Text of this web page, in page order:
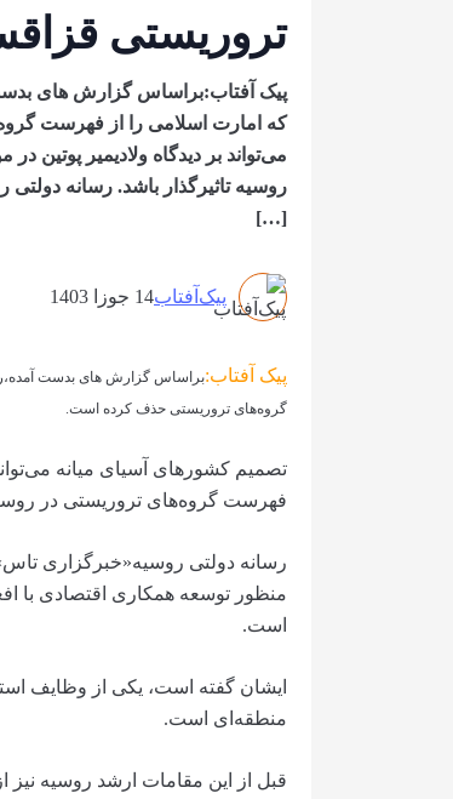
تروریستی
پیک آفتاب:براساس گزارش های
که امارت اسلامی را از فهرست
می‌تواند بر دیدگاه ولادیمیر
روسیه تاثیرگذار باشد. رسانه
[…]
پیک‌آفتاب14 جوزا 1403
پیک آفتاب:براساس گزارش های بدست
گروه‌های تروریستی حذف کرده است.
تصمیم کشورهای آسیای میانه
فهرست گروه‌های تروریستی در روسیه
رسانه دولتی روسیه«خبرگزاری
منظور توسعه همکاری اقتصادی با
است.
ایشان گفته است، یکی از وظایف
منطقه‌ای است.
قبل از این مقامات ارشد روسیه